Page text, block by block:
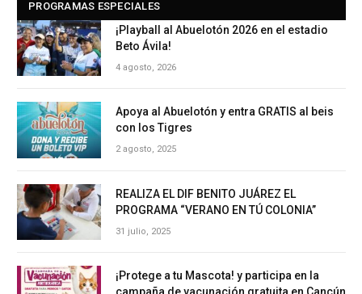
PROGRAMAS ESPECIALES
¡Playball al Abuelotón 2026 en el estadio
Beto Ávila!
4 agosto, 2026
Apoya al Abuelotón y entra GRATIS al beis
con los Tigres
2 agosto, 2025
REALIZA EL DIF BENITO JUÁREZ EL
PROGRAMA “VERANO EN TÚ COLONIA”
31 julio, 2025
¡Protege a tu Mascota! y participa en la